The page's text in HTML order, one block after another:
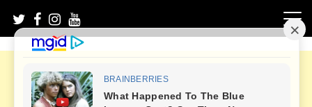
content